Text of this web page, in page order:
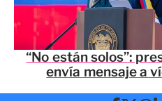
“No están solos”:
envía mensaje a